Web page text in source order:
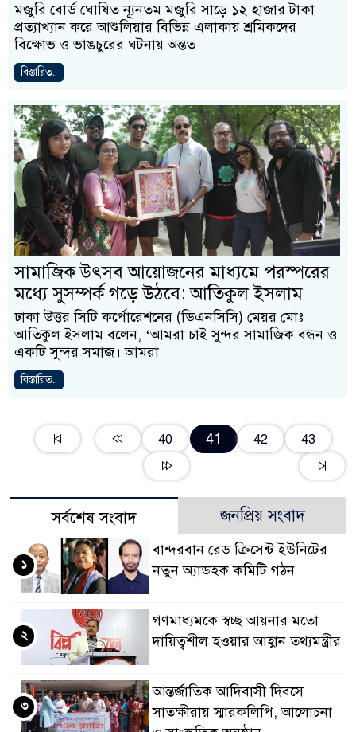
মজুরি বোর্ড ঘোষিত ন্যূনতম মজুরি সাড়ে ১২ হাজার টাকা
প্রত্যাখ্যান করে আশুলিয়ার বিভিন্ন এলাকায় শ্রমিকদের
বিক্ষোভ ও ভাঙচুরের ঘটনায় অন্তত
বিস্তারিত..
সামাজিক উৎসব আয়োজনের মাধ্যমে পরস্পরের
মধ্যে সুসম্পর্ক গড়ে উঠবে: আতিকুল ইসলাম
ঢাকা উত্তর সিটি কর্পোরেশনের (ডিএনসিসি) মেয়র মোঃ
আতিকুল ইসলাম বলেন, ‘আমরা চাই সুন্দর সামাজিক বন্ধন ও
একটি সুন্দর সমাজ। আমরা
বিস্তারিত..
40 41 42 43
সর্বশেষ সংবাদ জনপ্রিয় সংবাদ
বান্দরবান রেড ক্রিসেন্ট ইউনিটের
নতুন অ্যাডহক কমিটি গঠন
১
গণমাধ্যমকে স্বচ্ছ আয়নার মতো
দায়িত্বশীল হওয়ার আহ্বান তথ্যমন্ত্রীর
২
আন্তর্জাতিক আদিবাসী দিবসে
সাতক্ষীরায় স্মারকলিপি, আলোচনা
৩